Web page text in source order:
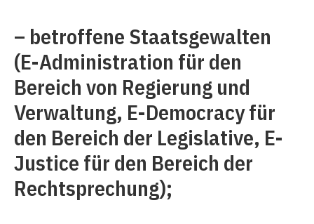
– betroffene Staatsgewalten
(E-Administration für den
Bereich von Regierung und
Verwaltung, E-Democracy für
den Bereich der Legislative, E-
Justice für den Bereich der
Rechtsprechung);